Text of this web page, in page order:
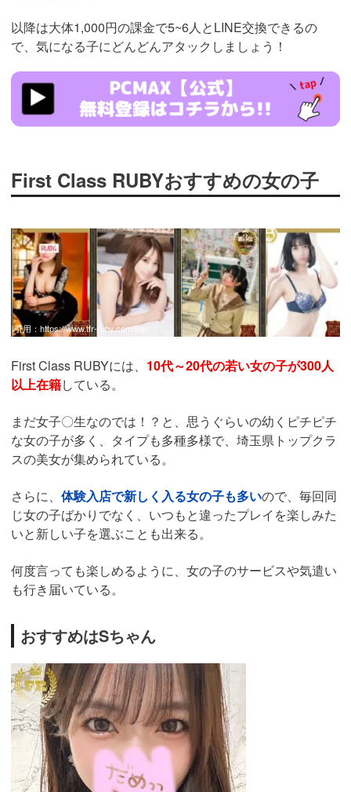
以降は大体1,000円の課金で5~6人とLINE交換できるの
で、気になる子にどんどんアタックしましょう！
https://pcmax.jp/lp/?
ad_id=rm307152
First Class RUBYおすすめの女の子
引用： https://www.tfr-ruby.com/top/
First Class RUBYには、 10代～20代の若い女の子が300人
以上在籍している。
まだ女子〇生なのでは！？と、思うぐらいの幼くピチピチ
な女の子が多く、タイプも多種多様で、埼玉県トップクラ
スの美女が集められている。
さらに、 体験入店で新しく入る女の子も多いので、毎回同
じ女の子ばかりでなく、いつもと違ったプレイを楽しみた
いと新しい子を選ぶことも出来る。
何度言っても楽しめるように、女の子のサービスや気遣い
も行き届いている。
おすすめはSちゃん